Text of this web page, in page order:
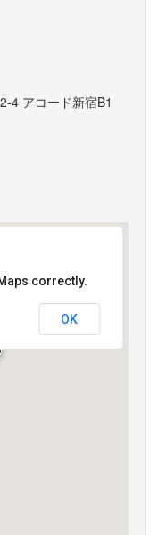
4 アコード新宿B1
correctly.
OK